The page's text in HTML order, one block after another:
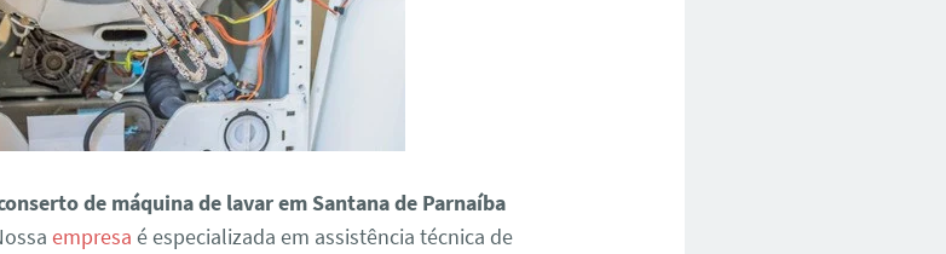
de máquina de lavar em Santana de Parnaíba
empresa é especializada em assistência técnica de